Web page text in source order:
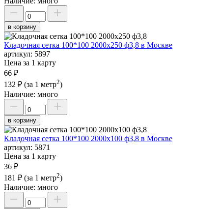
в корзину
Кладочная сетка 100*100 2000х250 ф3,8 в Москве
артикул: 5897
Цена за 1 карту
66 ₽
132 ₽ (за 1 метр2)
Наличие: много
в корзину
Кладочная сетка 100*100 2000х100 ф3,8 в Москве
артикул: 5871
Цена за 1 карту
36 ₽
181 ₽ (за 1 метр2)
Наличие: много